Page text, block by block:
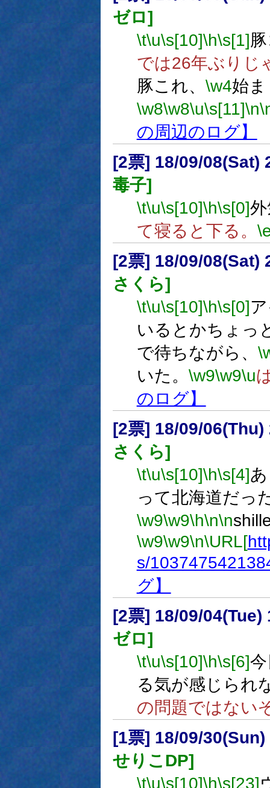
ゼロ]
\t\u\s[10]\h\s[1]
では26年ぶりじ
豚これ、 \w4始
\w8\w8\u\s[11]\n
の周辺のログ】
[2票] 18/09/08(Sat)
毒子]
\t\u\s[10]\h\s[0]
て寝ると下る。
[2票] 18/09/08(Sat)
さくら]
\t\u\s[10]\h\s[0]
いるとかちょっ
で待ちながら、
いた。 \w9\w9\u
のログ】
[2票] 18/09/
さくら]
\t\u\s[10]\h\s[4]
って北海道だっ
\w9\w9\h\n\n
\w9\w9\n\URL[
s/
グ】
[2票] 18/09/04(Tue)
ゼロ]
\t\u\s[10]\h\s[6]
る気が感じられ
の問題ではない
[1票] 18/09/
せりこDP]
\t\u\s[10]\h\s[23]